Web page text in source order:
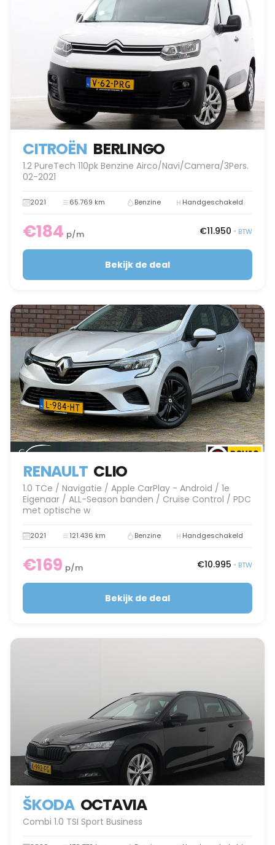
CITROËN BERLINGO
1.2 PureTech 110pk Benzine Airco/Navi/Camera/3Pers.
02-2021
2021 65.769 km Benzine Handgeschakeld
€184 p/m €11.950 • BTW
Bekijk de deal
RENAULT CLIO
1.0 TCe / Navigatie / Apple CarPlay - Android / 1e
Eigenaar / ALL-Season banden / Cruise Control / PDC
met optische w
2021 121.436 km Benzine Handgeschakeld
€169 p/m €10.995 • BTW
Bekijk de deal
ŠKODA OCTAVIA
Combi 1.0 TSI Sport Business